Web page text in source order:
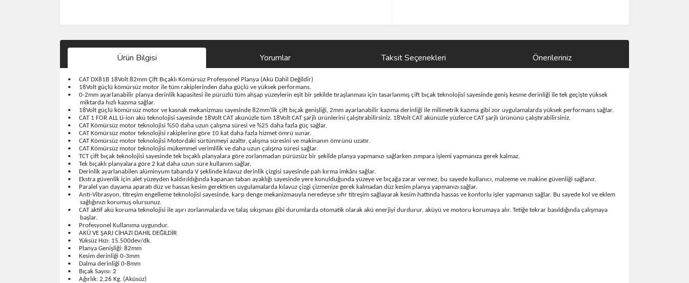
Ürün Bilgisi Yorumlar Taksit Seçenekleri Önerileriniz
•
CAT DX81B 18Volt 82mm Çift Bıçaklı Kömürsüz Profesyonel Planya (Akü Dahil Değildir)
•
18Volt güçlü kömürsüz motor ile tüm rakiplerinden daha güçlü ve yüksek performans.
•
0-2mm ayarlanabilir planya derinlik kapasitesi ile pürüzlü tüm ahşap yüzeylerin eşit bir şekilde tıraşlanması için tasarlanmış çift bıçak teknolojisi sayesinde geniş kesme derinliği ile tek geçişte yüksek
miktarda hızlı kazıma sağlar.
•
18Volt güçlü kömürsüz motor ve kasnak mekanizması sayesinde 82mm’lik çift bıçak genişliği, 2mm ayarlanabilir kazıma derinliği ile milimetrik kazıma gibi zor uygulamalarda yüksek performans sağlar.
•
CAT 1 FOR ALL Li-ion akü teknolojisi sayesinde 18Volt CAT akünüzle tüm 18Volt CAT şarjlı ürünlerini çalıştırabilirsiniz. 18Volt CAT akünüzle yüzlerce CAT şarjlı ürününü çalıştırabilirsiniz.
•
CAT Kömürsüz motor teknolojisi %50 daha uzun çalışma süresi ve %25 daha fazla güç sağlar.
•
CAT Kömürsüz motor teknolojisi rakiplerine göre 10 kat daha fazla hizmet ömrü sunar.
•
CAT Kömürsüz motor teknolojisi Motordaki sürtünmeyi azaltır, çalışma süresini ve makinanın ömrünü uzatır.
•
CAT Kömürsüz motor teknolojisi mükemmel verimlilik ve daha uzun çalışma süresi sağlar.
•
TCT çift bıçak teknolojisi sayesinde tek bıçaklı planyalara göre zorlanmadan pürüzsüz bir şekilde planya yapmanızı sağlarken zımpara işlemi yapmanıza gerek kalmaz.
•
Tek bıçaklı planyalara göre 2 kat daha uzun süre kullanım sağlar.
•
Derinlik ayarlanabilen alüminyum tabanda V şeklinde kılavuz derinlik çizgisi sayesinde pah kırma imkânı sağlar.
•
Ekstra güvenlik için alet yüzeyden kaldırıldığında kapanan taban ayaklığı sayesinde yere konulduğunda yüzeye ve bıçağa zarar vermez, bu sayede kullanıcı, malzeme ve makine güvenliği sağlanır.
•
Paralel yan dayama aparatı düz ve hassas kesim gerektiren uygulamalarda kılavuz çizgi çizmenize gerek kalmadan düz kesim planya yapmanızı sağlar.
•
Anti-Vibrasyon, titreşim engelleme teknolojisi sayesinde, karşı denge mekanizmasıyla neredeyse sıfır titreşim sağlayarak kesim hattında hassas ve konforlu işler yapmanızı sağlar. Bu sayede kol ve eklem
sağlığınızı korumuş olursunuz.
•
CAT aktif akü koruma teknolojisi ile aşırı zorlanmalarda ve talaş sıkışması gibi durumlarda otomatik olarak akü enerjiyi durdurur, aküyü ve motoru korumaya alır. Tetiğe tekrar basıldığında çalışmaya
başlar.
•
Profesyonel Kullanıma uygundur.
•
AKÜ VE ŞARJ CİHAZI DAHİL DEĞİLDİR
•
Yüksüz Hızı: 15.500dev/dk.
•
Planya Genişliği: 82mm
•
Kesim derinliği 0-3mm
•
Dalma derinliği 0-8mm
•
Bıçak Sayısı: 2
•
Ağırlık: 2,26 Kg. (Aküsüz)